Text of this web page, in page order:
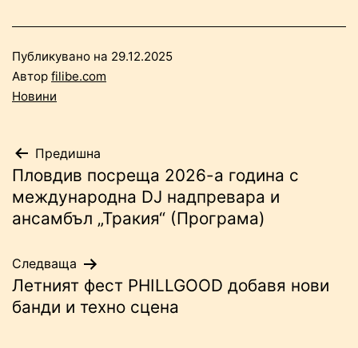
Публикувано на 29.12.2025
Автор filibe.com
Новини
Навигация
Предишна
Пловдив посреща 2026-а година с
международна DJ надпревара и
ансамбъл „Тракия“ (Програма)
Следваща
Летният фест PHILLGOOD добавя нови
банди и техно сцена